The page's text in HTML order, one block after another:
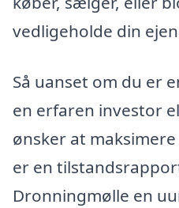
vedligeholde din
Så uanset om du er
en erfaren investor
ønsker at
er en
Dronningmølle en